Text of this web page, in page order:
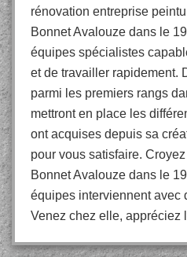
rénovation entreprise
Bonnet Avalouze dans le
équipes spécialistes
et de travailler rapidement.
parmi les premiers rangs
mettront en place les
ont acquises depuis sa
pour vous satisfaire.
Bonnet Avalouze dans le
équipes interviennent avec
Venez chez elle, appréciez